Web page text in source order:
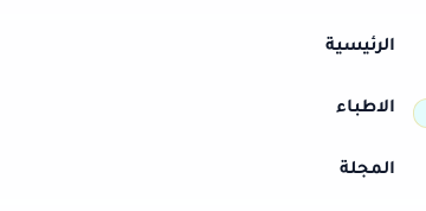
الرئيسية
الاطباء
المجلة